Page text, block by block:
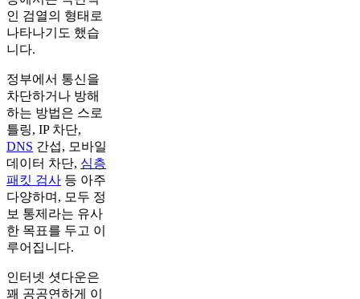
인 검열의 형태로
나타나기도 했습
니다.
정부에서 통신을
차단하거나 방해
하는 방법은 스로
틀링, IP 차단,
DNS 간섭, 모바일
데이터 차단, 심층
패킷 검사 등 아주
다양하며, 모두 정
보 통제라는 유사
한 목표를 두고 이
루어집니다.
인터넷 셧다운은
꽤 공공연하게 이